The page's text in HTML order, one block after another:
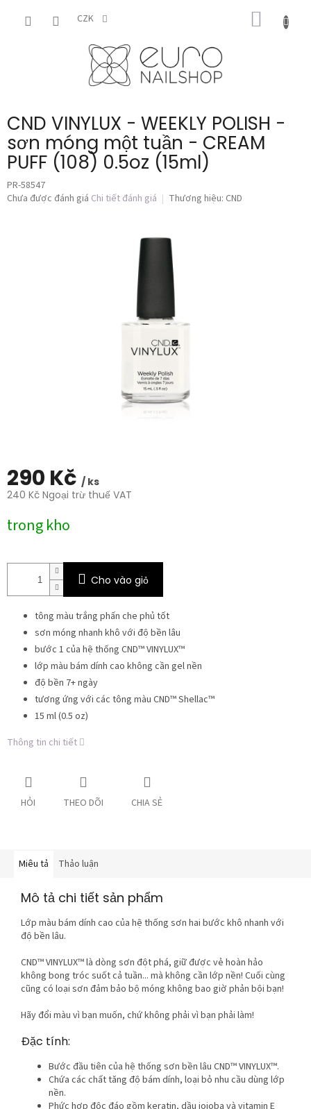
CZK
GIỎ
HÀNG
CND VINYLUX - WEEKLY POLISH -
sơn móng một tuần - CREAM
PUFF (108) 0.5oz (15ml)
PR-58547
Đánh
Chưa được đánh giá Chi tiết đánh giá Thương hiệu: CND
290 Kč / ks
240 Kč Ngoại trừ thuế VAT
đo
trong kho
Cho vào giỏ
tông màu trắng phấn che phủ tốt
sơn móng nhanh khô với độ bền lâu
bước 1 của hệ thống CND™ VINYLUX™
lớp màu bám dính cao không cần gel nền
độ bền 7+ ngày
tương ứng với các tông màu CND™ Shellac™
15 ml (0.5 oz)
Thông tin chi tiết
HỎI THEO DÕI CHIA SẺ
Miêu tả Thảo luận
Mô tả chi tiết sản phẩm
Lớp màu bám dính cao của hệ thống sơn hai bước khô nhanh với
độ bền lâu.
CND™ VINYLUX™ là dòng sơn đột phá, giữ được vẻ hoàn hảo
không bong tróc suốt cả tuần... mà không cần lớp nền! Cuối cùng
cũng có loại sơn đảm bảo bộ móng không bao giờ phản bội bạn!
Hãy đổi màu vì bạn muốn, chứ không phải vì bạn phải làm!
Đặc tính:
Bước đầu tiên của hệ thống sơn bền lâu CND™ VINYLUX™.
Chứa các chất tăng độ bám dính, loại bỏ nhu cầu dùng lớp
nền.